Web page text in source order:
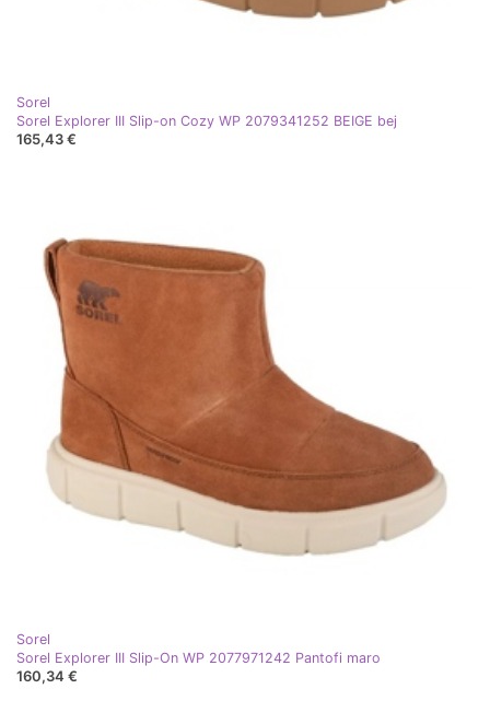
Sorel
Sorel Explorer III Slip-on Cozy WP 2079341252 BEIGE bej
165,43 €
Sorel
Sorel Explorer III Slip-On WP 2077971242 Pantofi maro
160,34 €